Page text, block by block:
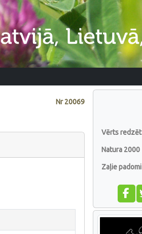
Nr20069
Vērts redzēt
Natura 2000
Zaļie padomi